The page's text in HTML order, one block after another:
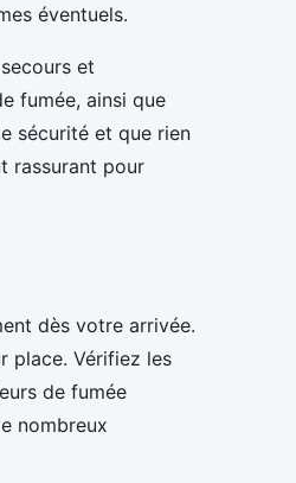
éventuels.
et
fumée, ainsi que
sécurité et que rien
rassurant pour
dès votre arrivée.
place. Vérifiez les
de fumée
nombreux